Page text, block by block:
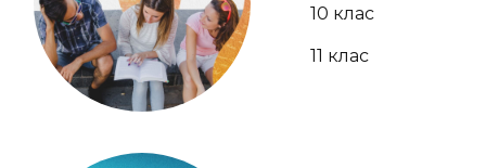
10 клас
11 клас